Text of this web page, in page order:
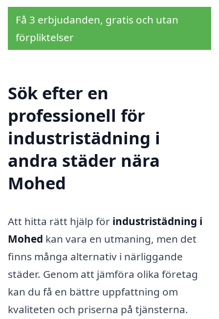
Få 3 erbjudanden, gratis och utan
förpliktelser
Sök efter en
professionell för
industristädning i
andra städer nära
Mohed
Att hitta rätt hjälp för industristädning i
Mohed kan vara en utmaning, men det
finns många alternativ i närliggande
städer. Genom att jämföra olika företag
kan du få en bättre uppfattning om
kvaliteten och priserna på tjänsterna.